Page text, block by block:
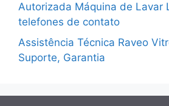
Autorizada Máquina de Lavar
telefones de contato
Assistência Técnica Raveo
Suporte, Garantia